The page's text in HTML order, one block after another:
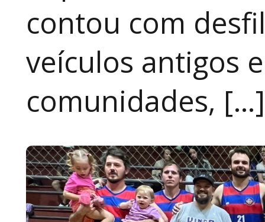
contou com
veículos antigos
comunidades, […]